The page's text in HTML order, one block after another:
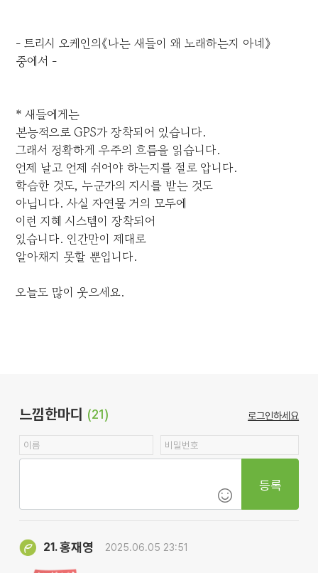
- 트리시 오케인의《나는 새들이 왜 노래하는지 아네》
중에서 -
* 새들에게는
본능적으로 GPS가 장착되어 있습니다.
그래서 정확하게 우주의 흐름을 읽습니다.
언제 날고 언제 쉬어야 하는지를 절로 압니다.
학습한 것도, 누군가의 지시를 받는 것도
아닙니다. 사실 자연물 거의 모두에
이런 지혜 시스템이 장착되어
있습니다. 인간만이 제대로
알아채지 못할 뿐입니다.
오늘도 많이 웃으세요.
느낌한마디 (21) 로그인하세요
등록
21.홍재영 2025.06.05 23:51